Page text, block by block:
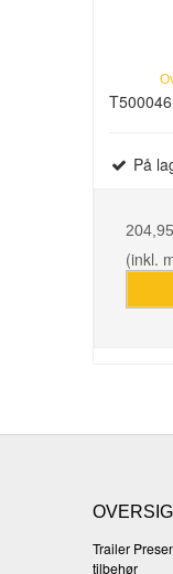
På
(inkl.
Trailer
tilbehør